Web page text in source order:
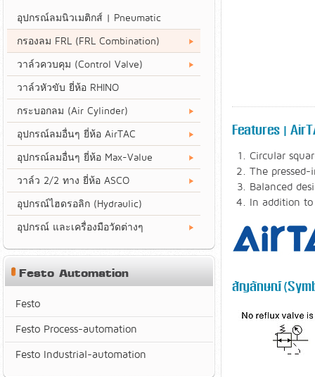
Features |
Circular
The
Balanced
In addition
สัญลักษณ์
อุปกรณ์ลมนิวเมติกส์ | Pneumatic
กรองลม FRL (FRL Combination)
วาล์วควบคุม (Control Valve)
วาล์วหัวขับ ยี่ห้อ RHINO
กระบอกลม (Air Cylinder)
อุปกรณ์ลมอื่นๆ ยี่ห้อ AirTAC
อุปกรณ์ลมอื่นๆ ยี่ห้อ Max-Value
วาล์ว 2/2 ทาง ยี่ห้อ ASCO
อุปกรณ์ไฮดรอลิก (Hydraulic)
อุปกรณ์ และเครื่องมือวัดต่างๆ
Festo Automation
Festo
Festo Process-automation
Festo Industrial-automation